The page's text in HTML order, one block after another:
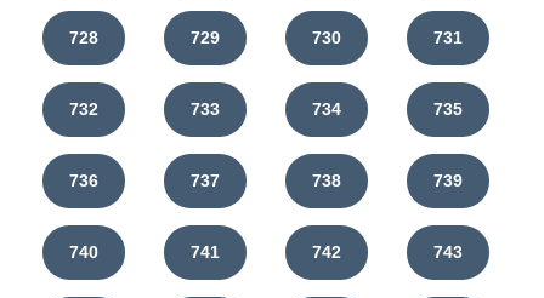
728 729 730 731
732 733 734 735
736 737 738 739
740 741 742 743